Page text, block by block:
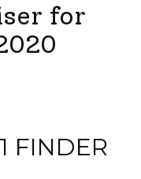
for
FINDER